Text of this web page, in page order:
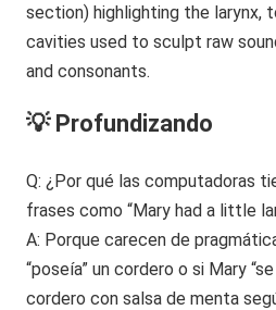
💡 Profundizando
Q: ¿Por qué las computadoras
frases como “Mary had a little
A: Porque carecen de
“poseía” un cordero o si Mary
cordero con salsa de menta